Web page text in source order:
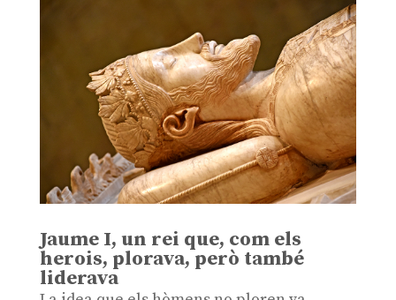
Jaume I, un rei que, com els
herois, plorava, però també
liderava